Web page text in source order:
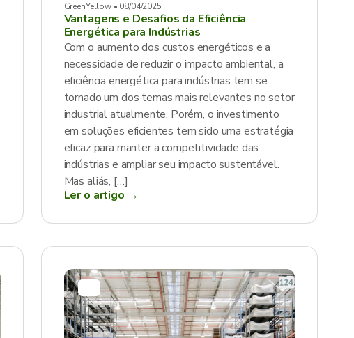
GreenYellow • 08/04/2025
Vantagens e Desafios da Eficiência
Energética para Indústrias
Com o aumento dos custos energéticos e a
necessidade de reduzir o impacto ambiental, a
eficiência energética para indústrias tem se
tornado um dos temas mais relevantes no setor
industrial atualmente. Porém, o investimento
em soluções eficientes tem sido uma estratégia
eficaz para manter a competitividade das
indústrias e ampliar seu impacto sustentável.
Mas aliás, […]
Ler o artigo →